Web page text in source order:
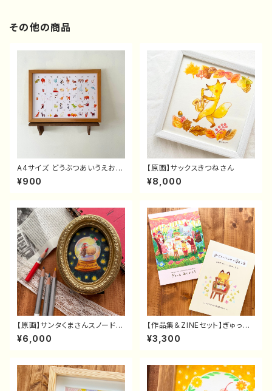
その他の商品
A4サイズ どうぶつあいうえおポ
スター | あいうえお表 | ひらが
な表
¥900
【原画】サックスきつねさん
¥8,000
【原画】サンタくまさんスノードー
ム
¥6,000
【作品集＆ZINEセット】ぎゅっと
ありがとう＆#torisunの朝活
〜コツコツ365日描いてみた〜
¥3,300